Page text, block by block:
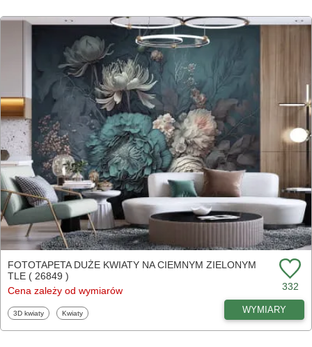
FOTOTAPETA DUŻE KWIATY NA CIEMNYM ZIELONYM
TLE ( 26849 )
Cena zależy od wymiarów
332
Fototapety
3D kwiaty Fototapety
Kwiaty WYMIARY